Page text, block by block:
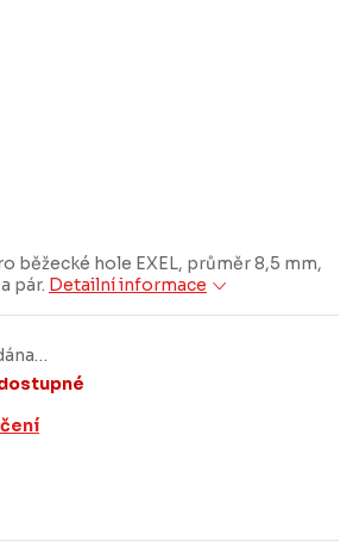
běžecké hole EXEL, průměr 8,5 mm,
pár. Detailní informace